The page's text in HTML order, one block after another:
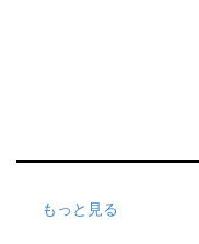
もっと見る